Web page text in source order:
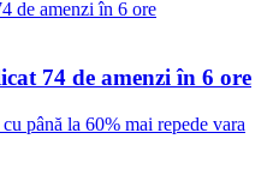
74 de amenzi în 6 ore